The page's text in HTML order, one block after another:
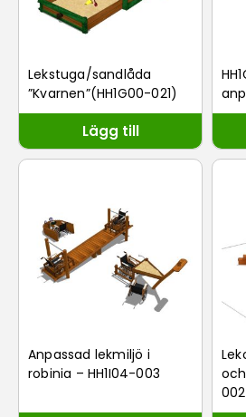
Lekstuga/sandlåda
”Kvarnen”(HH1G00-021)
Lägg till
Anpassad lekmiljö i
robinia – HH1I04-003